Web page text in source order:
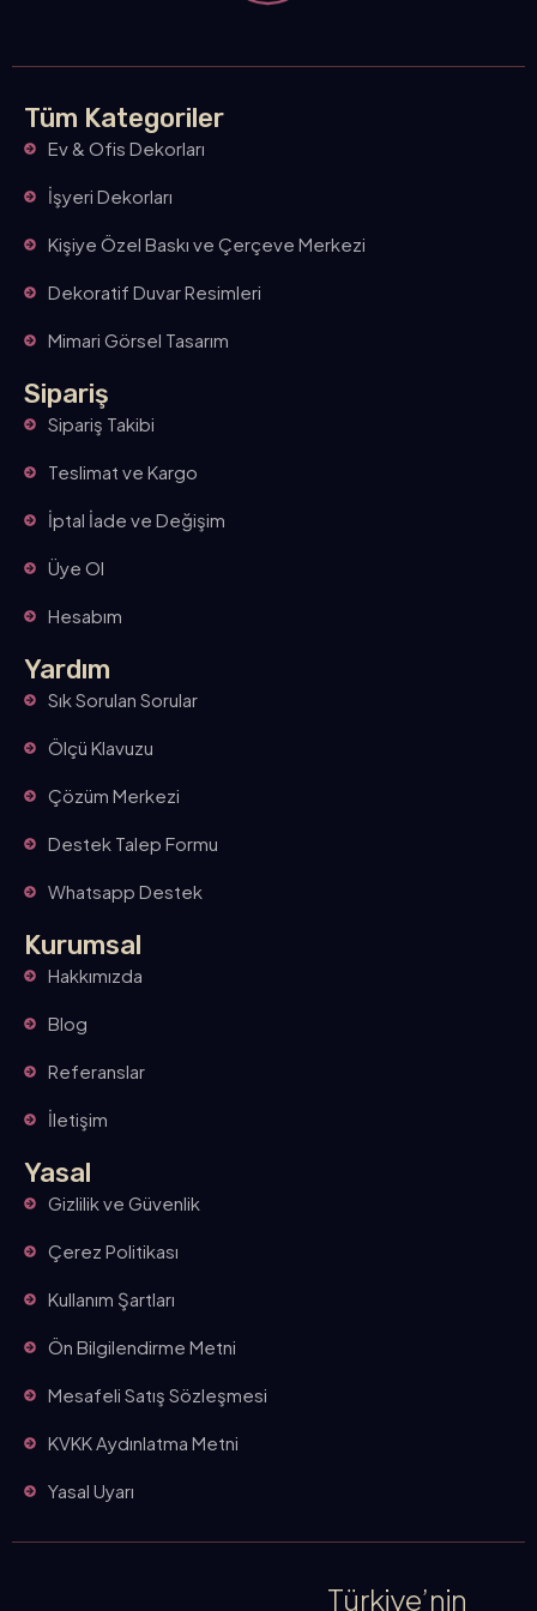
Tüm Kategoriler
Ev & Ofis Dekorları
İşyeri Dekorları
Kişiye Özel Baskı ve Çerçeve Merkezi
Dekoratif Duvar Resimleri
Mimari Görsel Tasarım
Sipariş
Sipariş Takibi
Teslimat ve Kargo
İptal İade ve Değişim
Üye Ol
Hesabım
Yardım
Sık Sorulan Sorular
Ölçü Klavuzu
Çözüm Merkezi
Destek Talep Formu
Whatsapp Destek
Kurumsal
Hakkımızda
Blog
Referanslar
İletişim
Yasal
Gizlilik ve Güvenlik
Çerez Politikası
Kullanım Şartları
Ön Bilgilendirme Metni
Mesafeli Satış Sözleşmesi
KVKK Aydınlatma Metni
Yasal Uyarı
Türkiye’nin